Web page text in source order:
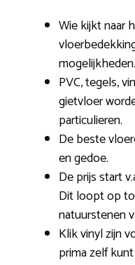
Wie kijkt naar
mogelijkheden.
PVC, tegels,
gietvloer
particulieren.
De beste
en gedoe.
De prijs start
Dit loopt op
natuurstenen
Klik vinyl zijn
prima zelf